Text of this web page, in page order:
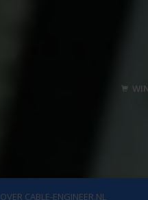
OVER CABLE-ENGINEER.NL